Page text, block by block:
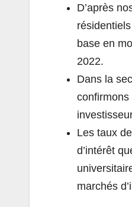
D’après
base en
2022.
Dans la
Les taux
d’intérêt
marchés